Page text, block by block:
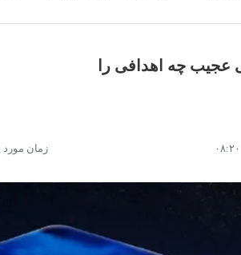
چه اهدافی را
زمان مورد